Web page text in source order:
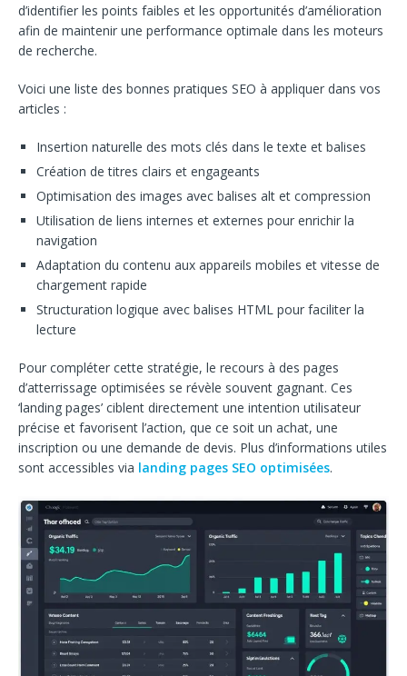
d’identifier les points faibles et les opportunités d’amélioration
afin de maintenir une performance optimale dans les moteurs
de recherche.
Voici une liste des bonnes pratiques SEO à appliquer dans vos
articles :
Insertion naturelle des mots clés dans le texte et balises
Création de titres clairs et engageants
Optimisation des images avec balises alt et compression
Utilisation de liens internes et externes pour enrichir la
navigation
Adaptation du contenu aux appareils mobiles et vitesse de
chargement rapide
Structuration logique avec balises HTML pour faciliter la
lecture
Pour compléter cette stratégie, le recours à des pages
d’atterrissage optimisées se révèle souvent gagnant. Ces
‘landing pages’ ciblent directement une intention utilisateur
précise et favorisent l’action, que ce soit un achat, une
inscription ou une demande de devis. Plus d’informations utiles
sont accessibles via landing pages SEO optimisées.